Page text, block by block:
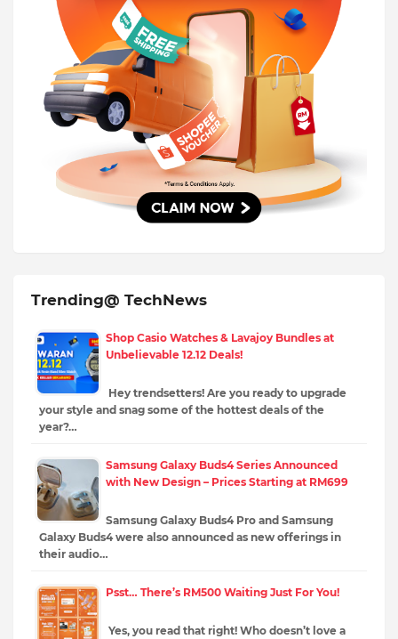
Trending@ TechNews
Shop Casio Watches & Lavajoy Bundles at
Unbelievable 12.12 Deals!
Hey trendsetters! Are you ready to upgrade
your style and snag some of the hottest deals of the
year?…
Samsung Galaxy Buds4 Series Announced
with New Design – Prices Starting at RM699
Samsung Galaxy Buds4 Pro and Samsung
Galaxy Buds4 were also announced as new offerings in
their audio…
Psst… There’s RM500 Waiting Just For You!
Yes, you read that right! Who doesn’t love a